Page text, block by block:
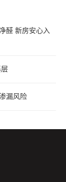
醛 新房安心入
漏风险